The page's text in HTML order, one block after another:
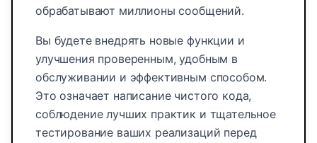
обрабатывают миллионы сообщений.
Вы будете внедрять новые функции и
улучшения проверенным, удобным в
обслуживании и эффективным способом.
Это означает написание чистого кода,
соблюдение лучших практик и тщательное
тестирование ваших реализаций перед